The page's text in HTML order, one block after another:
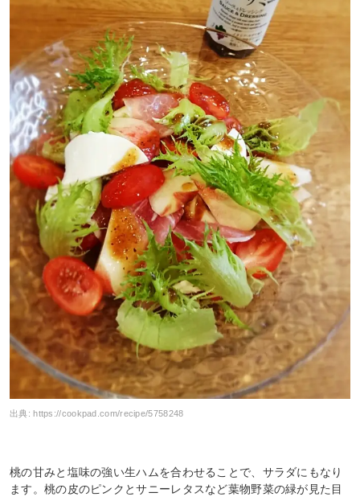
出典:https://cookpad.com/recipe/5758248
桃の甘みと塩味の強い生ハムを合わせることで、サラダにもなり
ます。桃の皮のピンクとサニーレタスなど葉物野菜の緑が見た目